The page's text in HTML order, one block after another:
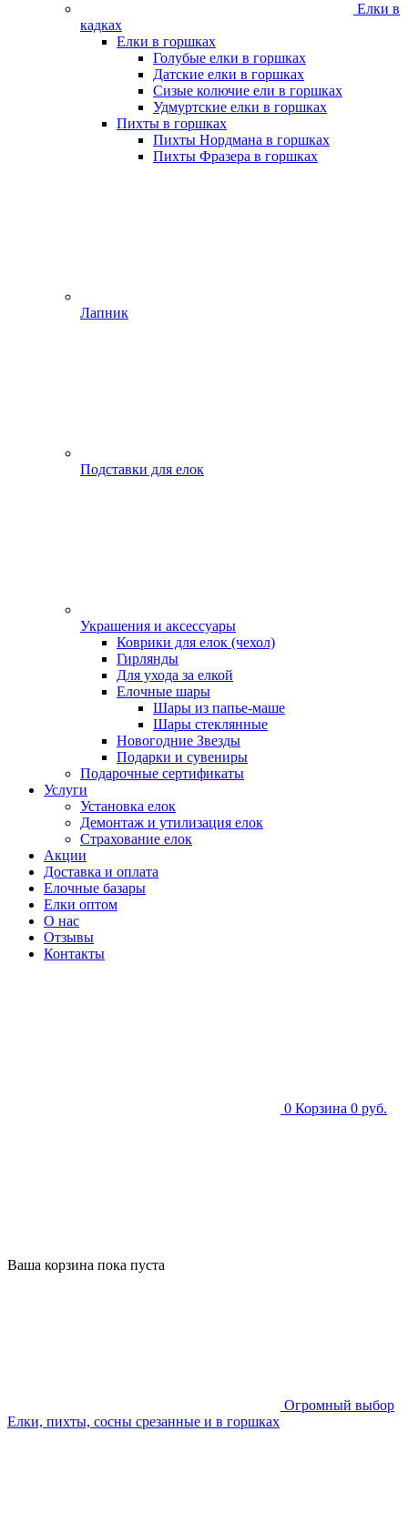
Елки в
кадках
Елки в горшках
Голубые елки в горшках
Датские елки в горшках
Сизые колючие ели в горшках
Удмуртские елки в горшках
Пихты в горшках
Пихты Нордмана в горшках
Пихты Фразера в горшках
Лапник
Подставки для елок
Украшения и аксессуары
Коврики для елок (чехол)
Гирлянды
Для ухода за елкой
Елочные шары
Шары из папье-маше
Шары стеклянные
Новогодние Звезды
Подарки и сувениры
Подарочные сертификаты
Услуги
Установка елок
Демонтаж и утилизация елок
Страхование елок
Акции
Доставка и оплата
Елочные базары
Елки оптом
О нас
Отзывы
Контакты
0 Корзина 0 руб.
Ваша корзина пока пуста
Огромный выбор
Елки, пихты, сосны срезанные и в горшках